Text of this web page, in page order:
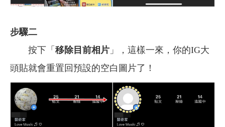
步驟二
按下「 移除目前相片 」，這樣一來，你的IG大
頭貼就會重置回預設的空白圖片了！